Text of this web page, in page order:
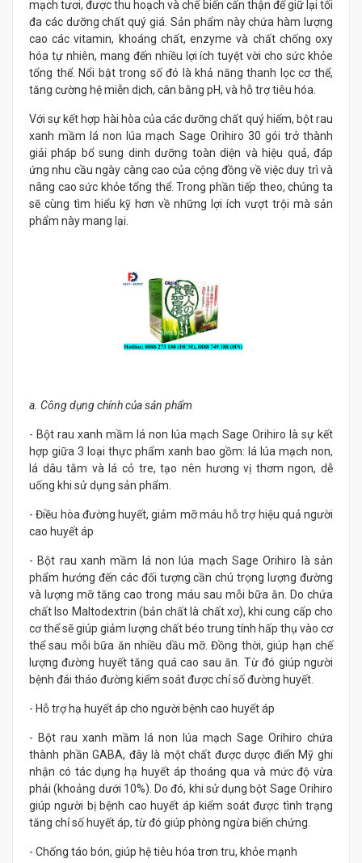
mạch tươi, được thu hoạch và chế biến cẩn thận để giữ lại tối
đa các dưỡng chất quý giá. Sản phẩm này chứa hàm lượng
cao các vitamin, khoáng chất, enzyme và chất chống oxy
hóa tự nhiên, mang đến nhiều lợi ích tuyệt vời cho sức khỏe
tổng thể. Nổi bật trong số đó là khả năng thanh lọc cơ thể,
tăng cường hệ miễn dịch, cân bằng pH, và hỗ trợ tiêu hóa.
Với sự kết hợp hài hòa của các dưỡng chất quý hiếm, bột rau
xanh mầm lá non lúa mạch Sage Orihiro 30 gói trở thành
giải pháp bổ sung dinh dưỡng toàn diện và hiệu quả, đáp
ứng nhu cầu ngày càng cao của cộng đồng về việc duy trì và
nâng cao sức khỏe tổng thể. Trong phần tiếp theo, chúng ta
sẽ cùng tìm hiểu kỹ hơn về những lợi ích vượt trội mà sản
phẩm này mang lại.
a. Công dụng chính của sản phẩm
- Bột rau xanh mầm lá non lúa mạch Sage Orihiro là sự kết
hợp giữa 3 loại thực phẩm xanh bao gồm: lá lúa mạch non,
lá dâu tằm và lá cỏ tre, tạo nên hương vị thơm ngon, dễ
uống khi sử dụng sản phẩm.
- Điều hòa đường huyết, giảm mỡ máu hỗ trợ hiệu quả người
cao huyết áp
- Bột rau xanh mầm lá non lúa mạch Sage Orihiro là sản
phẩm hướng đến các đối tượng cần chú trọng lượng đường
và lượng mỡ tăng cao trong máu sau mỗi bữa ăn. Do chứa
chất Iso Maltodextrin (bản chất là chất xơ), khi cung cấp cho
cơ thể sẽ giúp giảm lượng chất béo trung tính hấp thụ vào cơ
thể sau mỗi bữa ăn nhiều dầu mỡ. Đồng thời, giúp hạn chế
lượng đường huyết tăng quá cao sau ăn. Từ đó giúp người
bệnh đái tháo đường kiểm soát được chỉ số đường huyết.
- Hỗ trợ hạ huyết áp cho người bệnh cao huyết áp
- Bột rau xanh mầm lá non lúa mạch Sage Orihiro chứa
thành phần GABA, đây là một chất được dược điển Mỹ ghi
nhận có tác dụng hạ huyết áp thoáng qua và mức độ vừa
phải (khoảng dưới 10%). Do đó, khi sử dụng bột Sage Orihiro
giúp người bị bệnh cao huyết áp kiểm soát được tình trạng
tăng chỉ số huyết áp, từ đó giúp phòng ngừa biến chứng.
- Chống táo bón, giúp hệ tiêu hóa trơn tru, khỏe mạnh